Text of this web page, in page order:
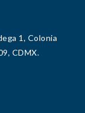
1, Colonia
CDMX.